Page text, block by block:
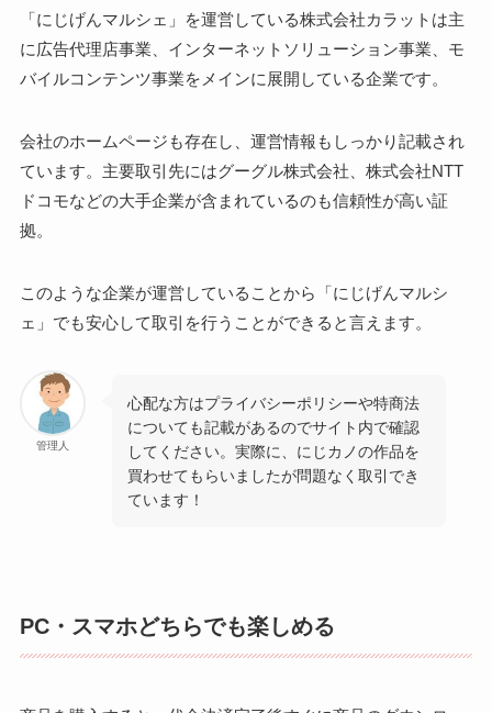
「にじげんマルシェ」を運営している株式会社カラットは主
に広告代理店事業、インターネットソリューション事業、モ
バイルコンテンツ事業をメインに展開している企業です。
会社のホームページも存在し、運営情報もしっかり記載され
ています。主要取引先にはグーグル株式会社、株式会社NTT
ドコモなどの大手企業が含まれているのも信頼性が高い証
拠。
このような企業が運営していることから「にじげんマルシ
ェ」でも安心して取引を行うことができると言えます。
管理人
心配な方はプライバシーポリシーや特商法
についても記載があるのでサイト内で確認
してください。実際に、にじカノの作品を
買わせてもらいましたが問題なく取引でき
ています！
PC・スマホどちらでも楽しめる